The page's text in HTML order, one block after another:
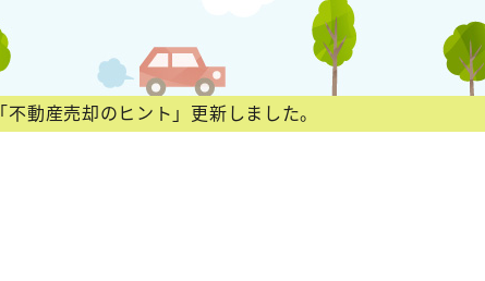
「不動産売却のヒント」更新しました。